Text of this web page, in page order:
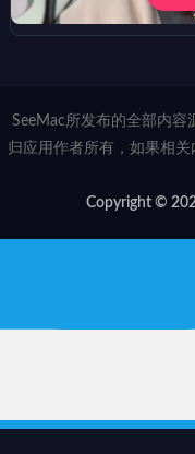
SeeMac所发布的全部内容
归应用作者所有，如果相
Copyright ©